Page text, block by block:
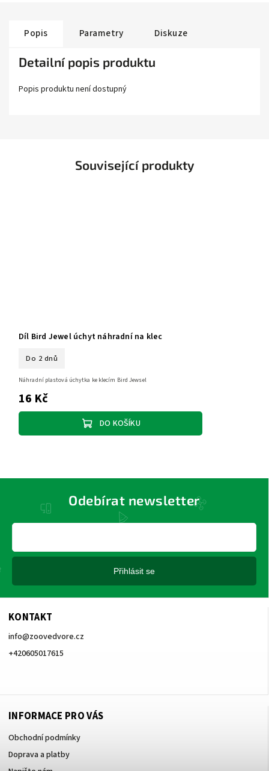
Popis Parametry Diskuze
Detailní popis produktu
Popis produktu není dostupný
Související produkty
Díl Bird Jewel úchyt náhradní na klec
Do 2 dnů
16 Kč
DO KOŠÍKU
Náhradní plastová úchytka ke klecím Bird Jewsel
KONTAKT
info@zoovedvore.cz
+420605017615
INFORMACE PRO VÁS
Obchodní podmínky
Doprava a platby
Odebírat newsletter
Přihlásit se